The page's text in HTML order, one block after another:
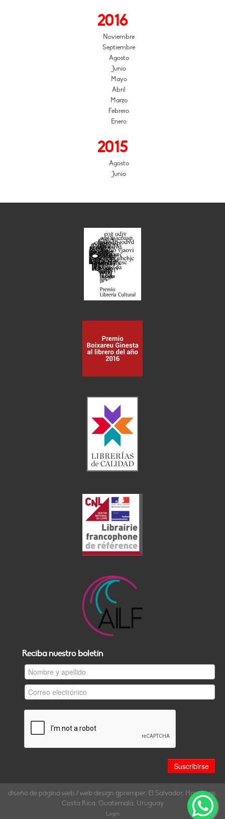
2016
Noviembre
Septiembre
Agosto
Junio
Mayo
Abril
Marzo
Febrero
Enero
2015
Agosto
Junio
Reciba nuestro boletín
diseño de página web / web design gpremper, El Salvador, Honduras,
Costa Rica, Guatemala, Uruguay
Login